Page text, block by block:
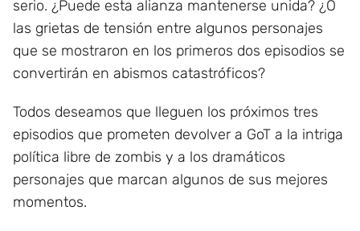
serio. ¿Puede esta alianza mantenerse unida? ¿O
las grietas de tensión entre algunos personajes
que se mostraron en los primeros dos episodios se
convertirán en abismos catastróficos?
Todos deseamos que lleguen los próximos tres
episodios que prometen devolver a GoT a la intriga
política libre de zombis y a los dramáticos
personajes que marcan algunos de sus mejores
momentos.